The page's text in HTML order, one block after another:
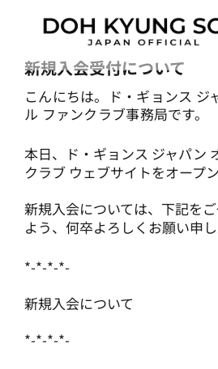
content
HOME
NEWS
PROFILE
LOGIN
新規入会受付について
こんにちは。ド・ギョンス ジ
ル ファンクラブ事務局です。
本日、ド・ギョンス ジャパン
クラブ ウェブサイトをオープ
新規入会については、下記を
よう、何卒よろしくお願い申し
*-*-*-*-
新規入会について
*-*-*-*-